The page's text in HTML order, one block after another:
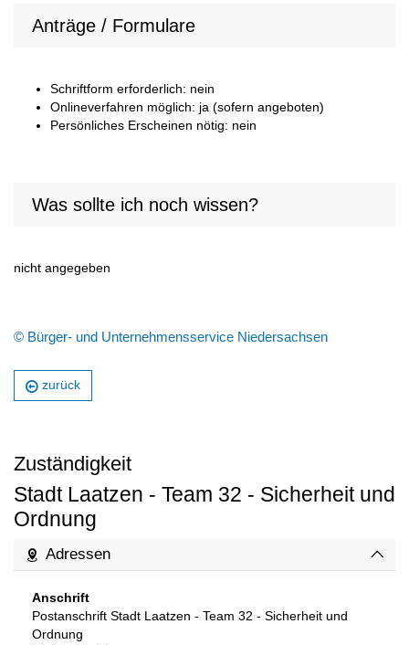
Anträge / Formulare
Schriftform erforderlich: nein
Onlineverfahren möglich: ja (sofern angeboten)
Persönliches Erscheinen nötig: nein
Was sollte ich noch wissen?
nicht angegeben
© Bürger- und Unternehmensservice Niedersachsen
zurück
Zuständigkeit
Stadt Laatzen - Team 32 - Sicherheit und
Ordnung
Adressen
Anschrift
Postanschrift Stadt Laatzen - Team 32 - Sicherheit und
Ordnung